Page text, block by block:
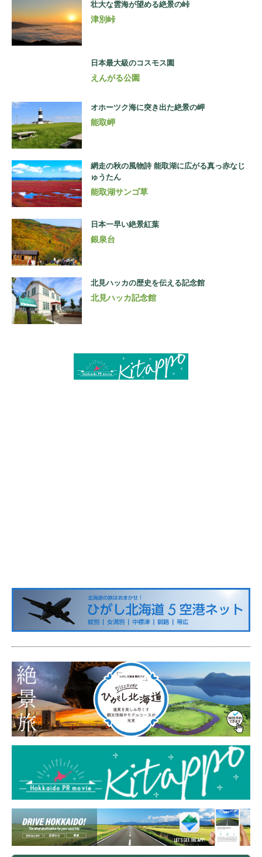
壮大な雲海が望める絶景の峠
津別峠
日本最大級のコスモス園
えんがる公園
オホーツク海に突き出た絶景の岬
能取岬
網走の秋の風物詩 能取湖に広がる真っ赤なじ
ゅうたん
能取湖サンゴ草
日本一早い絶景紅葉
銀泉台
北見ハッカの歴史を伝える記念館
北見ハッカ記念館